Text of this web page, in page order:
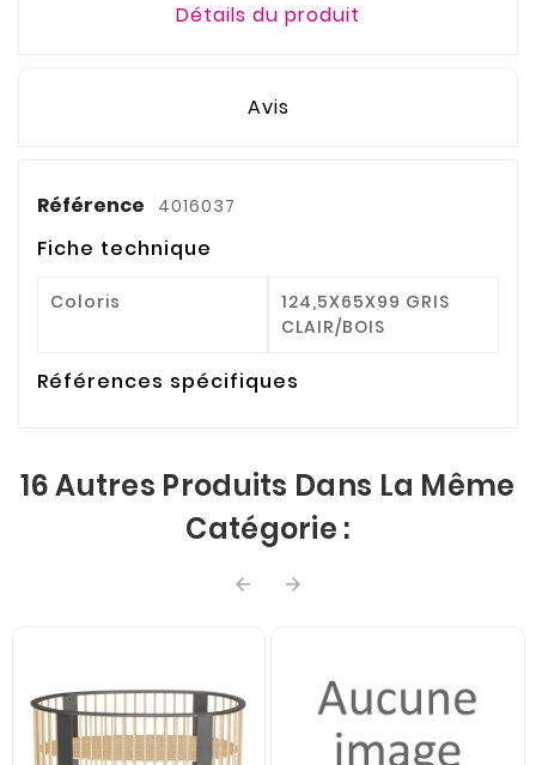
Détails du produit
Avis
Référence 4016037
Fiche technique
Coloris
124,5X65X99 GRIS
CLAIR/BOIS
Références spécifiques
16 Autres Produits Dans La Même
Catégorie :
 